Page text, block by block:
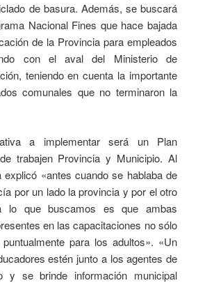
de basura. Además, se buscará
Nacional Fines que hace bajada
de la Provincia para empleados
con el aval del Ministerio de
teniendo en cuenta la importante
comunales que no terminaron la
a implementar será un Plan
trabajen Provincia y Municipio. Al
explicó «antes cuando se hablaba de
por un lado la provincia y por el otro
lo que buscamos es que ambas
en las capacitaciones no sólo
para los adultos». «Un
estén junto a los agentes de
y se brinde información municipal